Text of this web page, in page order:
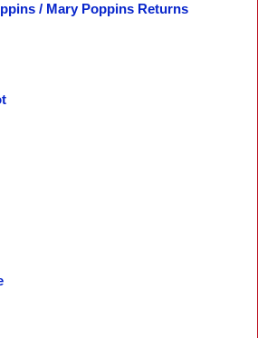
/ Mary Poppins Returns